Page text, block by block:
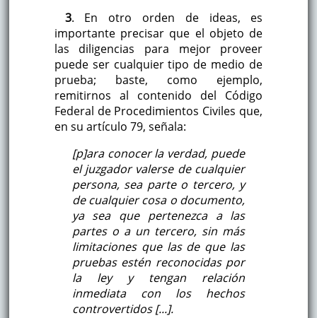
3. En otro orden de ideas, es
importante precisar que el objeto de
las diligencias para mejor proveer
puede ser cualquier tipo de medio de
prueba; baste, como ejemplo,
remitirnos al contenido del Código
Federal de Procedimientos Civiles que,
en su artículo 79, señala:
[p]ara conocer la verdad, puede
el juzgador valerse de cualquier
persona, sea parte o tercero, y
de cualquier cosa o documento,
ya sea que pertenezca a las
partes o a un tercero, sin más
limitaciones que las de que las
pruebas estén reconocidas por
la ley y tengan relación
inmediata con los hechos
controvertidos [...].